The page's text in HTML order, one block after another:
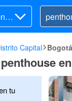
v
Capital Bogotá
tu